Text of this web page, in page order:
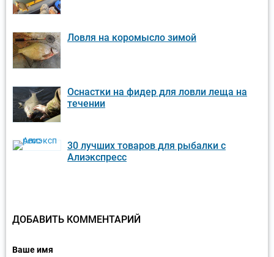
Ловля на коромысло зимой
Оснастки на фидер для ловли леща на
течении
30 лучших товаров для рыбалки с
Алиэкспресс
ДОБАВИТЬ КОММЕНТАРИЙ
Ваше имя